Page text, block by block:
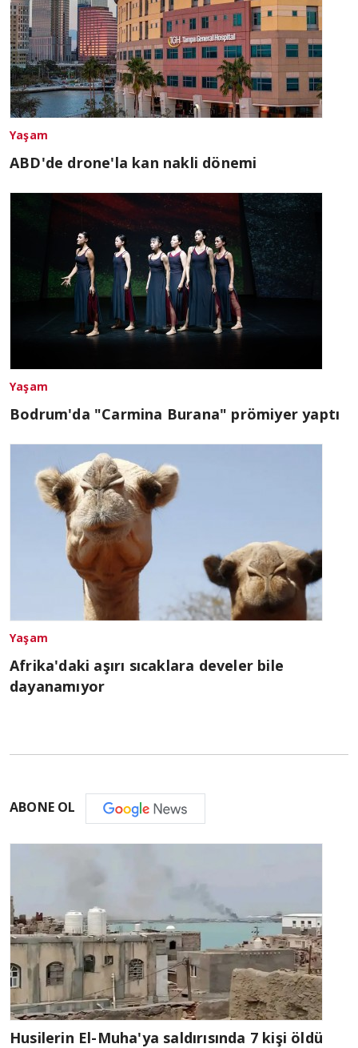
Yaşam
ABD'de drone'la kan nakli dönemi
Yaşam
Bodrum'da "Carmina Burana" prömiyer yaptı
Yaşam
Afrika'daki aşırı sıcaklara develer bile
dayanamıyor
ABONE OL
Husilerin El-Muha'ya saldırısında 7 kişi öldü